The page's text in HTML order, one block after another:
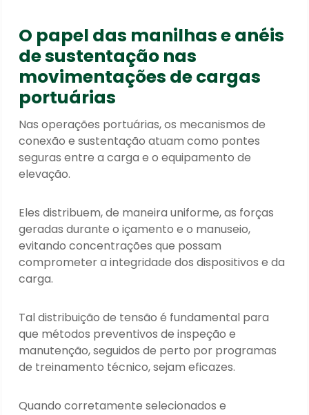
O papel das manilhas e anéis
de sustentação nas
movimentações de cargas
portuárias
Nas operações portuárias, os mecanismos de
conexão e sustentação atuam como pontes
seguras entre a carga e o equipamento de
elevação.
Eles distribuem, de maneira uniforme, as forças
geradas durante o içamento e o manuseio,
evitando concentrações que possam
comprometer a integridade dos dispositivos e da
carga.
Tal distribuição de tensão é fundamental para
que métodos preventivos de inspeção e
manutenção, seguidos de perto por programas
de treinamento técnico, sejam eficazes.
Quando corretamente selecionados e